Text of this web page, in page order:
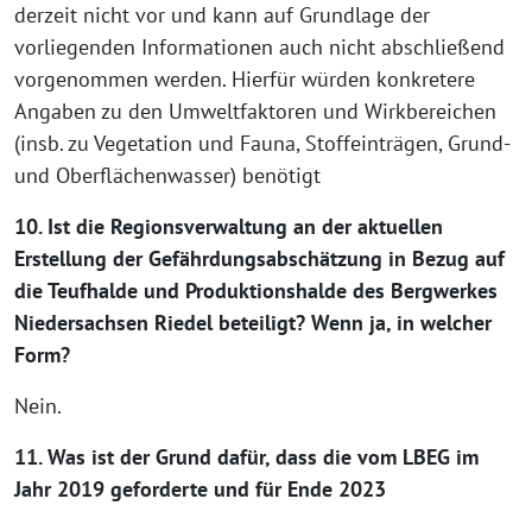
derzeit nicht vor und kann auf Grundlage der
vorliegenden Informationen auch nicht abschließend
vorgenommen werden. Hierfür würden konkretere
Angaben zu den Umweltfaktoren und Wirkbereichen
(insb. zu Vegetation und Fauna, Stoffeinträgen, Grund-
und Oberflächenwasser) benötigt
10. Ist die Regionsverwaltung an der aktuellen
Erstellung der Gefährdungsabschätzung in Bezug auf
die Teufhalde und Produktionshalde des Bergwerkes
Niedersachsen Riedel beteiligt? Wenn ja, in welcher
Form?
Nein.
11. Was ist der Grund dafür, dass die vom LBEG im
Jahr 2019 geforderte und für Ende 2023